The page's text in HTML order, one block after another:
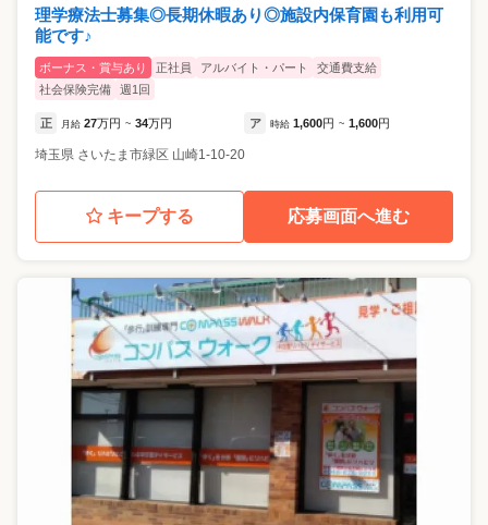
理学療法士募集◎長期休暇あり◎施設内保育園も利用可
能です♪
ボーナス・賞与あり 正社員 アルバイト・パート
交通費支給
社会保険完備
週1回
正 月給 27万円 ~ 34万円 ア 時給 1,600円 ~ 1,600円
埼玉県 さいたま市緑区 山崎1-10-20
キープする 応募画面へ進む